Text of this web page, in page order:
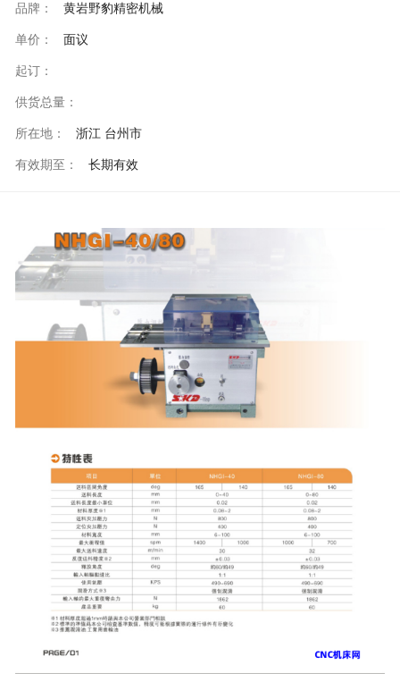
品牌： 黄岩野豹精密机械
单价： 面议
起订：
供货总量：
所在地： 浙江 台州市
有效期至： 长期有效